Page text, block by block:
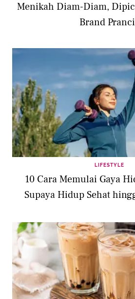
Menikah Diam-Diam,
Brand
LIFESTYLE
10 Cara Memulai Gaya
Supaya Hidup Sehat